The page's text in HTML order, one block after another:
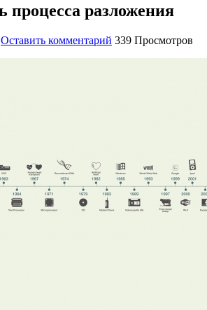
процесса разложения
Оставить комментарий 339 Просмотров